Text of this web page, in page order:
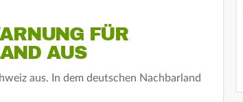
FÜR
AUS
aus. In dem deutschen Nachbarland